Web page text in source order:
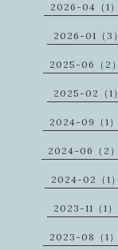
2026-04（1）
2026-01（3）
2025-06（2）
2025-02（1）
2024-09（1）
2024-06（2）
2024-02（1）
2023-11（1）
2023-08（1）